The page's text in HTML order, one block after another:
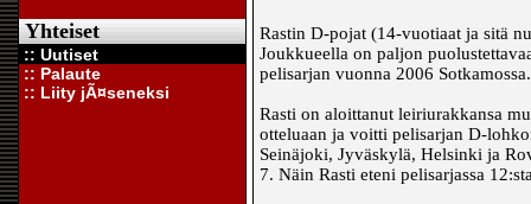
Yhteiset
:: Uutiset
:: Palaute
:: Liity jÃ¤seneksi
Rastin D-pojat (14-vuotiaat ja sitä
Joukkueella on paljon
pelisarjan vuonna 2006 Sotkamossa.
Rasti on aloittanut leiriurakkansa
otteluaan ja voitti pelisarjan D-
Seinäjoki, Jyväskylä, Helsinki ja
7. Näin Rasti eteni pelisarjassa